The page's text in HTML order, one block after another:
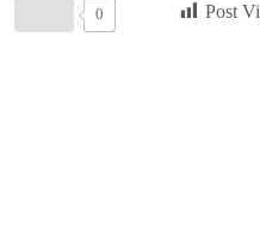
0 Post